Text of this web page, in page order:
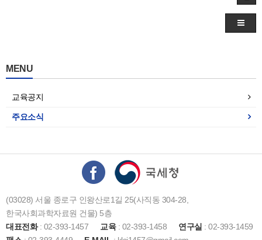
MENU
교육공지
주요소식
(03028) 서울 종로구 인왕산로1길 25(사직동 304-28,
한국사회과학자료원 건물) 5층
대표전화: 02-393-1457 교육: 02-393-1458 연구실 : 02-393-1459